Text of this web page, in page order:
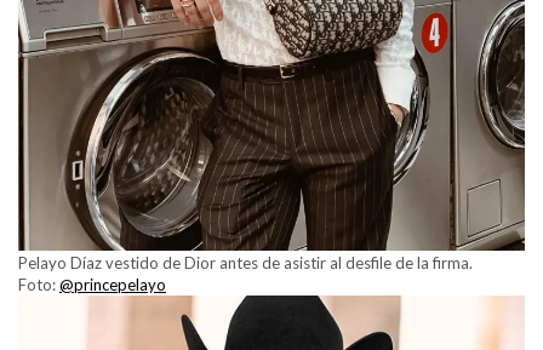
Pelayo Díaz vestido de Dior antes de asistir al desfile de la firma.
Foto:@princepelayo